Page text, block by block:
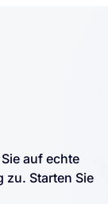
auf echte
zu. Starten Sie